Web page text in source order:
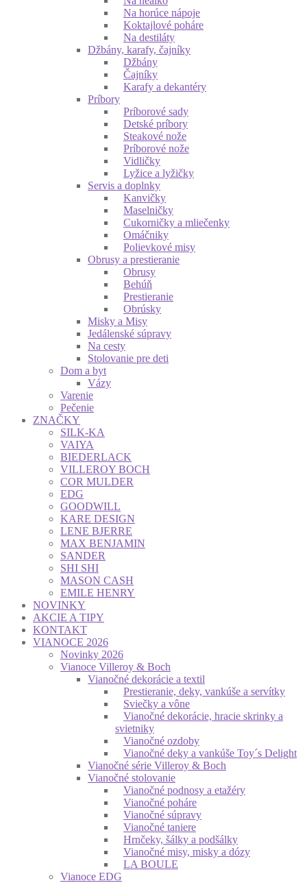
Na horúce nápoje
Koktajlové poháre
Na destiláty
Džbány, karafy, čajníky
Džbány
Čajníky
Karafy a dekantéry
Príbory
Príborové sady
Detské príbory
Steakové nože
Príborové nože
Vidličky
Lyžice a lyžičky
Servis a doplnky
Kanvičky
Maselničky
Cukorničky a mliečenky
Omáčniky
Polievkové misy
Obrusy a prestieranie
Obrusy
Behúň
Prestieranie
Obrúsky
Misky a Misy
Jedálenské súpravy
Na cesty
Stolovanie pre deti
Dom a byt
Vázy
Varenie
Pečenie
ZNAČKY
SILK-KA
VAIYA
BIEDERLACK
VILLEROY BOCH
COR MULDER
EDG
GOODWILL
KARE DESIGN
LENE BJERRE
MAX BENJAMIN
SANDER
SHI SHI
MASON CASH
EMILE HENRY
NOVINKY
AKCIE A TIPY
KONTAKT
VIANOCE 2026
Novinky 2026
Vianoce Villeroy & Boch
Vianočné dekorácie a textil
Prestieranie, deky, vankúše a servítky
Sviečky a vône
Vianočné dekorácie, hracie skrinky a
svietniky
Vianočné ozdoby
Vianočné deky a vankúše Toy´s Delight
Vianočné série Villeroy & Boch
Vianočné stolovanie
Vianočné podnosy a etažéry
Vianočné poháre
Vianočné súpravy
Vianočné taniere
Hrnčeky, šálky a podšálky
Vianočné misy, misky a dózy
LA BOULE
Vianoce EDG